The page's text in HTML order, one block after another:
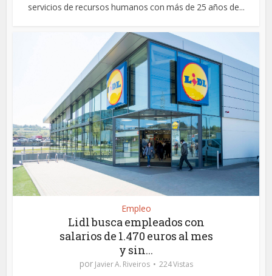
servicios de recursos humanos con más de 25 años de...
Empleo
Lidl busca empleados con
salarios de 1.470 euros al mes
y sin...
por Javier A. Riveiros 224 Vistas